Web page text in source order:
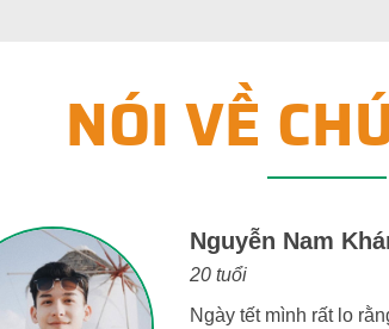
NÓI VỀ
Nguyễn Hoàng
18 tuổi
Các dịch vụ xe buýt